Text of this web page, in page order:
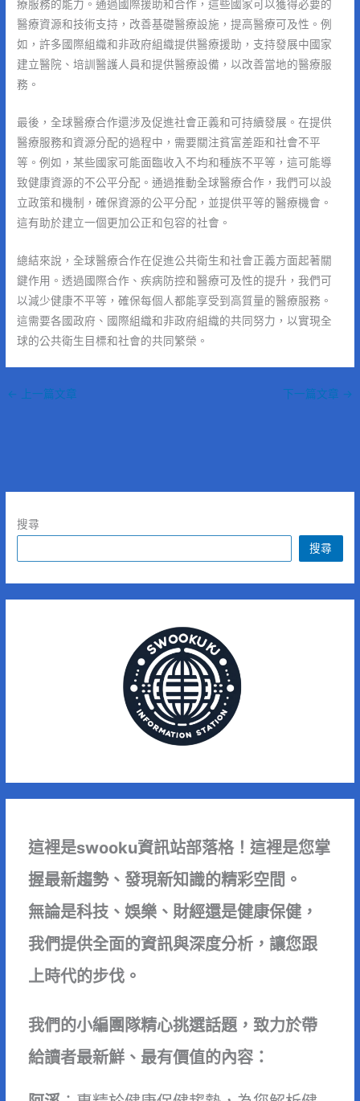
療服務的能力。通過國際援助和合作，這些國家可以獲得必要的
醫療資源和技術支持，改善基礎醫療設施，提高醫療可及性。例
如，許多國際組織和非政府組織提供醫療援助，支持發展中國家
建立醫院、培訓醫護人員和提供醫療設備，以改善當地的醫療服
務。
最後，全球醫療合作還涉及促進社會正義和可持續發展。在提供
醫療服務和資源分配的過程中，需要關注貧富差距和社會不平
等。例如，某些國家可能面臨收入不均和種族不平等，這可能導
致健康資源的不公平分配。通過推動全球醫療合作，我們可以設
立政策和機制，確保資源的公平分配，並提供平等的醫療機會。
這有助於建立一個更加公正和包容的社會。
總結來說，全球醫療合作在促進公共衛生和社會正義方面起著關
鍵作用。透過國際合作、疾病防控和醫療可及性的提升，我們可
以減少健康不平等，確保每個人都能享受到高質量的醫療服務。
這需要各國政府、國際組織和非政府組織的共同努力，以實現全
球的公共衛生目標和社會的共同繁榮。
← 上一篇文章 下一篇文章 →
搜尋
搜尋
這裡是swooku資訊站部落格！這裡是您掌
握最新趨勢、發現新知識的精彩空間。
無論是科技、娛樂、財經還是健康保健，
我們提供全面的資訊與深度分析，讓您跟
上時代的步伐。
我們的小編團隊精心挑選話題，致力於帶
給讀者最新鮮、最有價值的內容：